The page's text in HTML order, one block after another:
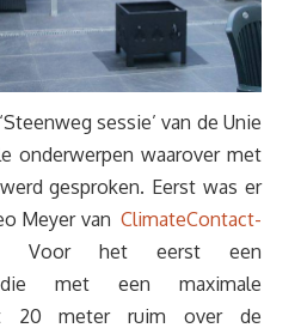
sessie’ van de Unie
onderwerpen waarover met
gesproken. Eerst was er
Meyer van ClimateContact-
Voor het eerst een
die met een maximale
20 meter ruim over de